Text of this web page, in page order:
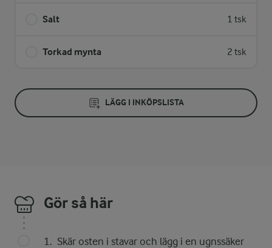
Salt 1 tsk
Torkad mynta 2 tsk
LÄGG I INKÖPSLISTA
Gör så här
Skär osten i stavar och lägg i en ugnssäker